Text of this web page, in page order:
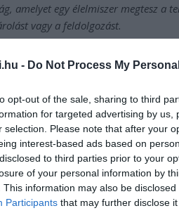
- Do Not Process My
opt-out of the sale, sharing to third
for targeted advertising by
selection. Please note that after your
interest-based ads based on
to third parties prior to your
of your personal information by
This information may also be
Participants that may further disclose
amelyet egy élelmiszer megtesz a
vagy a feldolgozást.
a az élelmiszer-termeléshez
zöldségek – például a téli
szabadföldi változatok. A
paradicsom karbonlábnyoma
energiaigénye kiugróan magas.